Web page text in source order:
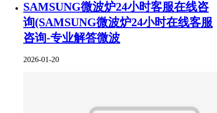
SAMSUNG微波炉24小时客服在线咨
询(SAMSUNG微波炉24小时在线客服
咨询-专业解答微波
2026-01-20